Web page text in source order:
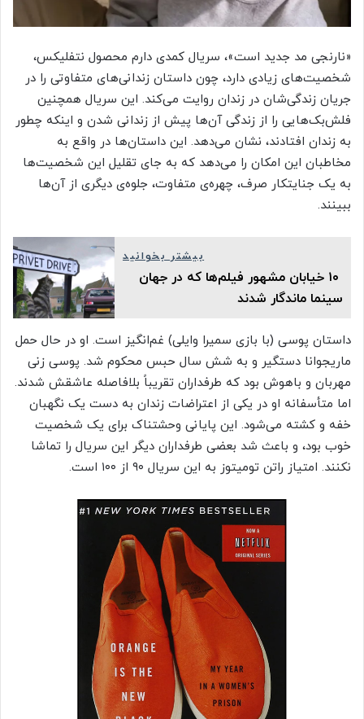
«نارنجی مد جدید است»، سریال کمدی دارم محصول نتفلیکس،
شخصیت‌های زیادی دارد، چون داستان زندانی‌های متفاوتی را در
جریان زندگی‌شان در زندان روایت می‌کند. این سریال همچنین
فلش‌بک‌هایی را از زندگی آن‌ها پیش از زندانی شدن و اینکه چطور
به زندان افتادند، نشان می‌دهد. این داستان‌ها در واقع به
مخاطبان این امکان را می‌دهد که به‌ جای تقلیل این شخصیت‌ها
به یک جنایتکار صرف، چهره‌ی متفاوت، جلوه‌ی دیگری از آن‌ها
ببینند.
بیشتر بخوانید
۱۰ خیابان مشهور فیلم‌ها که در جهان
سینما ماندگار شدند
داستان پوسی (با بازی سمیرا وایلی) غم‌انگیز است. او در حال حمل
ماریجوانا دستگیر و به شش سال حبس محکوم شد. پوسی زنی
مهربان و باهوش بود که طرفداران تقریباً بلافاصله عاشقش شدند.
اما متأسفانه او در یکی از اعتراضات زندان به دست یک نگهبان
خفه و کشته می‌شود. این پایانی وحشتناک برای یک شخصیت
خوب بود، و باعث شد بعضی طرفداران دیگر این سریال را تماشا
نکنند. امتیاز راتن تومیتوز به این سریال ۹۰ از ۱۰۰ است.